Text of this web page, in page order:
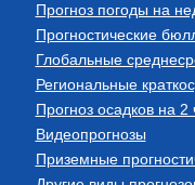
Прогноз погоды на
Прогностические
Глобальные
Региональные
Прогноз осадков на 2
Видеопрогнозы
Приземные